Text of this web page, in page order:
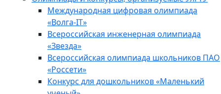
Международная цифровая олимпиада
«Волга-IT»
Всероссийская инженерная олимпиада
«Звезда»
Всероссийская олимпиада школьников ПАО
«Россети»
Конкурс для дошкольников «Маленький